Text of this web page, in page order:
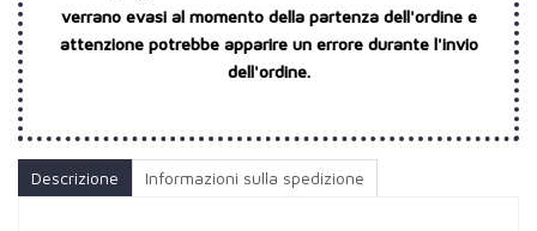
verrano evasi al momento della partenza dell'ordine e
attenzione potrebbe apparire un errore durante l'invio
dell'ordine.
Descrizione Informazioni sulla spedizione